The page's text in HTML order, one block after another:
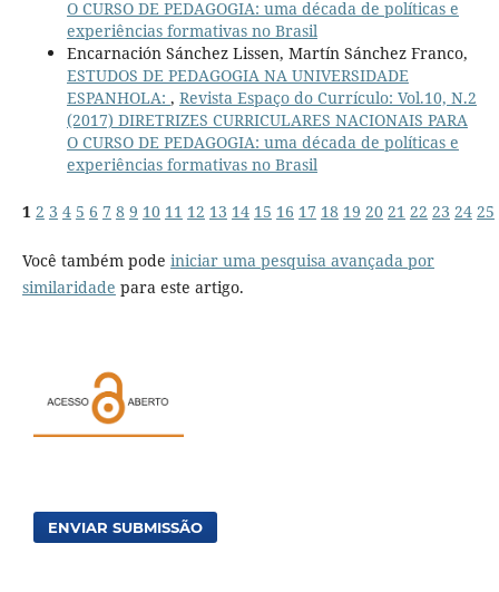
O CURSO DE PEDAGOGIA: uma década de políticas e
experiências formativas no Brasil
Encarnación Sánchez Lissen, Martín Sánchez Franco,
ESTUDOS DE PEDAGOGIA NA UNIVERSIDADE
ESPANHOLA: , Revista Espaço do Currículo: Vol.10, N.2
(2017) DIRETRIZES CURRICULARES NACIONAIS PARA
O CURSO DE PEDAGOGIA: uma década de políticas e
experiências formativas no Brasil
1 2 3 4 5 6 7 8 9 10 11 12 13 14 15 16 17 18 19 20 21 22 23 24 25
Você também pode iniciar uma pesquisa avançada por
similaridade para este artigo.
ENVIAR SUBMISSÃO